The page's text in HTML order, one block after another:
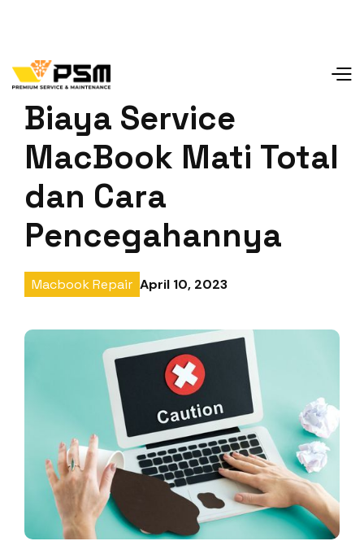
Biaya Service
MacBook Mati Total
dan Cara
Pencegahannya
Macbook Repair April 10, 2023